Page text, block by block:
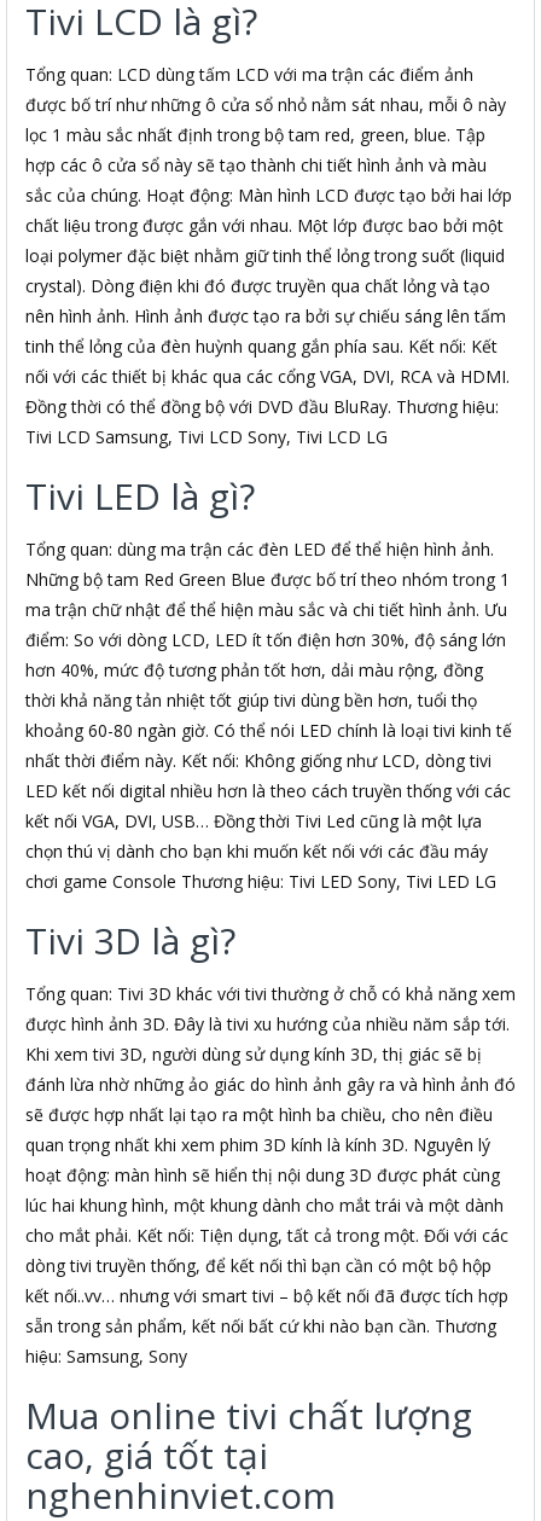
Tivi LCD là gì?
Tổng quan: LCD dùng tấm LCD với ma trận các điểm ảnh
được bố trí như những ô cửa sổ nhỏ nằm sát nhau, mỗi ô này
lọc 1 màu sắc nhất định trong bộ tam red, green, blue. Tập
hợp các ô cửa sổ này sẽ tạo thành chi tiết hình ảnh và màu
sắc của chúng. Hoạt động: Màn hình LCD được tạo bởi hai lớp
chất liệu trong được gắn với nhau. Một lớp được bao bởi một
loại polymer đặc biệt nhằm giữ tinh thể lỏng trong suốt (liquid
crystal). Dòng điện khi đó được truyền qua chất lỏng và tạo
nên hình ảnh. Hình ảnh được tạo ra bởi sự chiếu sáng lên tấm
tinh thể lỏng của đèn huỳnh quang gắn phía sau. Kết nối: Kết
nối với các thiết bị khác qua các cổng VGA, DVI, RCA và HDMI.
Đồng thời có thể đồng bộ với DVD đầu BluRay. Thương hiệu:
Tivi LCD Samsung, Tivi LCD Sony, Tivi LCD LG
Tivi LED là gì?
Tổng quan: dùng ma trận các đèn LED để thể hiện hình ảnh.
Những bộ tam Red Green Blue được bố trí theo nhóm trong 1
ma trận chữ nhật để thể hiện màu sắc và chi tiết hình ảnh. Ưu
điểm: So với dòng LCD, LED ít tốn điện hơn 30%, độ sáng lớn
hơn 40%, mức độ tương phản tốt hơn, dải màu rộng, đồng
thời khả năng tản nhiệt tốt giúp tivi dùng bền hơn, tuổi thọ
khoảng 60-80 ngàn giờ. Có thể nói LED chính là loại tivi kinh tế
nhất thời điểm này. Kết nối: Không giống như LCD, dòng tivi
LED kết nối digital nhiều hơn là theo cách truyền thống với các
kết nối VGA, DVI, USB… Đồng thời Tivi Led cũng là một lựa
chọn thú vị dành cho bạn khi muốn kết nối với các đầu máy
chơi game Console Thương hiệu: Tivi LED Sony, Tivi LED LG
Tivi 3D là gì?
Tổng quan: Tivi 3D khác với tivi thường ở chỗ có khả năng xem
được hình ảnh 3D. Đây là tivi xu hướng của nhiều năm sắp tới.
Khi xem tivi 3D, người dùng sử dụng kính 3D, thị giác sẽ bị
đánh lừa nhờ những ảo giác do hình ảnh gây ra và hình ảnh đó
sẽ được hợp nhất lại tạo ra một hình ba chiều, cho nên điều
quan trọng nhất khi xem phim 3D kính là kính 3D. Nguyên lý
hoạt động: màn hình sẽ hiển thị nội dung 3D được phát cùng
lúc hai khung hình, một khung dành cho mắt trái và một dành
cho mắt phải. Kết nối: Tiện dụng, tất cả trong một. Đối với các
dòng tivi truyền thống, để kết nối thì bạn cần có một bộ hộp
kết nối..vv… nhưng với smart tivi – bộ kết nối đã được tích hợp
sẵn trong sản phẩm, kết nối bất cứ khi nào bạn cần. Thương
hiệu: Samsung, Sony
Mua online tivi chất lượng
cao, giá tốt tại
nghenhinviet.com